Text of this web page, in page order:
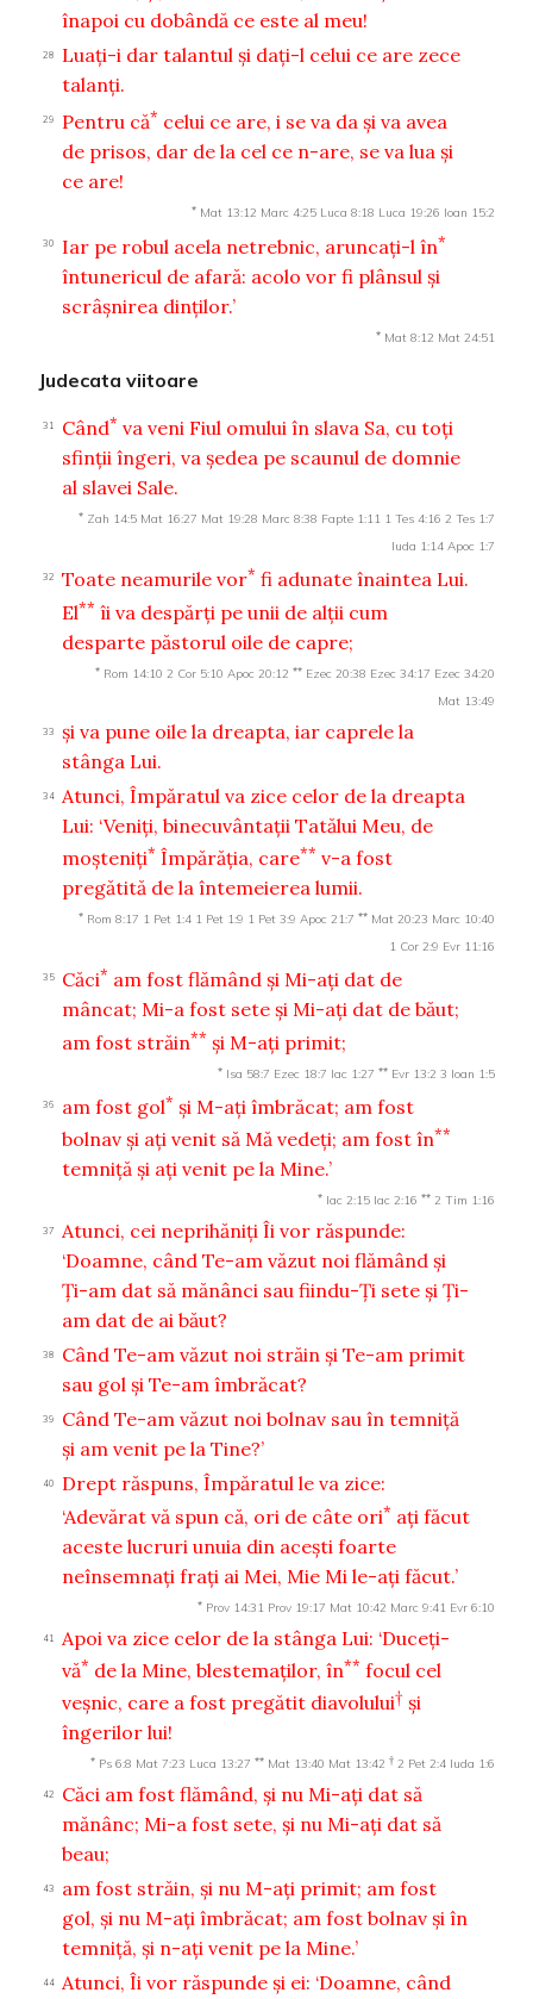
înapoi cu dobândă ce este al meu!
28
Luaţi-i dar talantul şi daţi-l celui ce are zece
talanţi.
29 Pentru că* celui ce are, i se va da şi va avea
de prisos, dar de la cel ce n-are, se va lua şi
ce are!
* Mat 13:12 Marc 4:25 Luca 8:18 Luca 19:26 Ioan 15:2
30 Iar pe robul acela netrebnic, aruncaţi-l în*
întunericul de afară: acolo vor fi plânsul şi
scrâşnirea dinţilor.’
* Mat 8:12 Mat 24:51
Judecata viitoare
31 Când* va veni Fiul omului în slava Sa, cu toţi
sfinţii îngeri, va şedea pe scaunul de domnie
al slavei Sale.
* Zah 14:5 Mat 16:27 Mat 19:28 Marc 8:38 Fapte 1:11 1 Tes 4:16 2 Tes 1:7
Iuda 1:14 Apoc 1:7
32 Toate neamurile vor* fi adunate înaintea Lui.
El** îi va despărţi pe unii de alţii cum
desparte păstorul oile de capre;
* Rom 14:10 2 Cor 5:10 Apoc 20:12 ** Ezec 20:38 Ezec 34:17 Ezec 34:20
Mat 13:49
33
şi va pune oile la dreapta, iar caprele la
stânga Lui.
34
Atunci, Împăratul va zice celor de la dreapta
Lui: ‘Veniţi, binecuvântaţii Tatălui Meu, de
moşteniţi* Împărăţia, care** v-a fost
pregătită de la întemeierea lumii.
* Rom 8:17 1 Pet 1:4 1 Pet 1:9 1 Pet 3:9 Apoc 21:7 ** Mat 20:23 Marc 10:40
1 Cor 2:9 Evr 11:16
35 Căci* am fost flămând şi Mi-aţi dat de
mâncat; Mi-a fost sete şi Mi-aţi dat de băut;
am fost străin** şi M-aţi primit;
* Isa 58:7 Ezec 18:7 Iac 1:27 ** Evr 13:2 3 Ioan 1:5
36 am fost gol* şi M-aţi îmbrăcat; am fost
bolnav şi aţi venit să Mă vedeţi; am fost în**
temniţă şi aţi venit pe la Mine.’
* Iac 2:15 Iac 2:16 ** 2 Tim 1:16
37
Atunci, cei neprihăniţi Îi vor răspunde:
‘Doamne, când Te-am văzut noi flămând şi
Ţi-am dat să mănânci sau fiindu-Ţi sete şi Ţi-
am dat de ai băut?
38
Când Te-am văzut noi străin şi Te-am primit
sau gol şi Te-am îmbrăcat?
39
Când Te-am văzut noi bolnav sau în temniţă
şi am venit pe la Tine?’
40
Drept răspuns, Împăratul le va zice:
‘Adevărat vă spun că, ori de câte ori* aţi făcut
aceste lucruri unuia din aceşti foarte
neînsemnaţi fraţi ai Mei, Mie Mi le-aţi făcut.’
* Prov 14:31 Prov 19:17 Mat 10:42 Marc 9:41 Evr 6:10
41
Apoi va zice celor de la stânga Lui: ‘Duceţi-
vă* de la Mine, blestemaţilor, în** focul cel
veşnic, care a fost pregătit diavolului† şi
îngerilor lui!
* Ps 6:8 Mat 7:23 Luca 13:27 ** Mat 13:40 Mat 13:42 † 2 Pet 2:4 Iuda 1:6
42
Căci am fost flămând, şi nu Mi-aţi dat să
mănânc; Mi-a fost sete, şi nu Mi-aţi dat să
beau;
43
am fost străin, şi nu M-aţi primit; am fost
gol, şi nu M-aţi îmbrăcat; am fost bolnav şi în
temniţă, şi n-aţi venit pe la Mine.’
44 Atunci, Îi vor răspunde şi ei: ‘Doamne, când